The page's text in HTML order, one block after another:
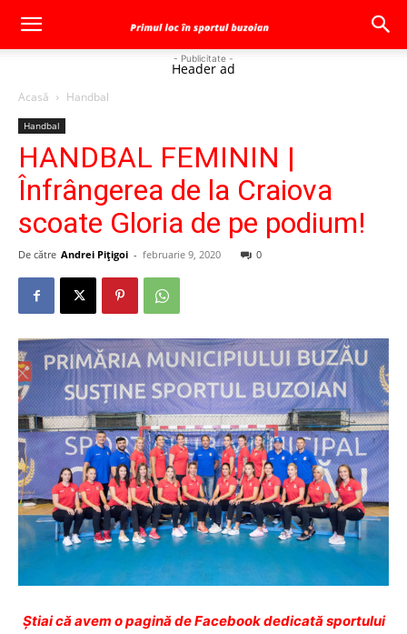
- Publicitate -
Header ad
Acasă Handbal
Handbal
HANDBAL FEMININ |
Înfrângerea de la Craiova
scoate Gloria de pe podium!
De către Andrei Pițigoi - februarie 9, 2020 0
Ştiai că avem o pagină de Facebook dedicată sportului